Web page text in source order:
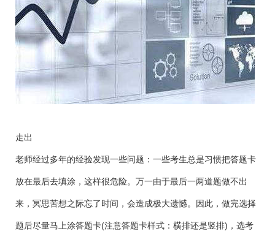
走出
老师经过多年的经验发现一些问题：一些考生总是习惯把答题卡
放在最后去填涂，这样很危险。万一由于最后一两道题做不出
来，冥思苦想之际忘了时间，会造成极大遗憾。因此，做完选择
题后尽量马上涂答题卡(注意答题卡样式：横排还是竖排)，选考